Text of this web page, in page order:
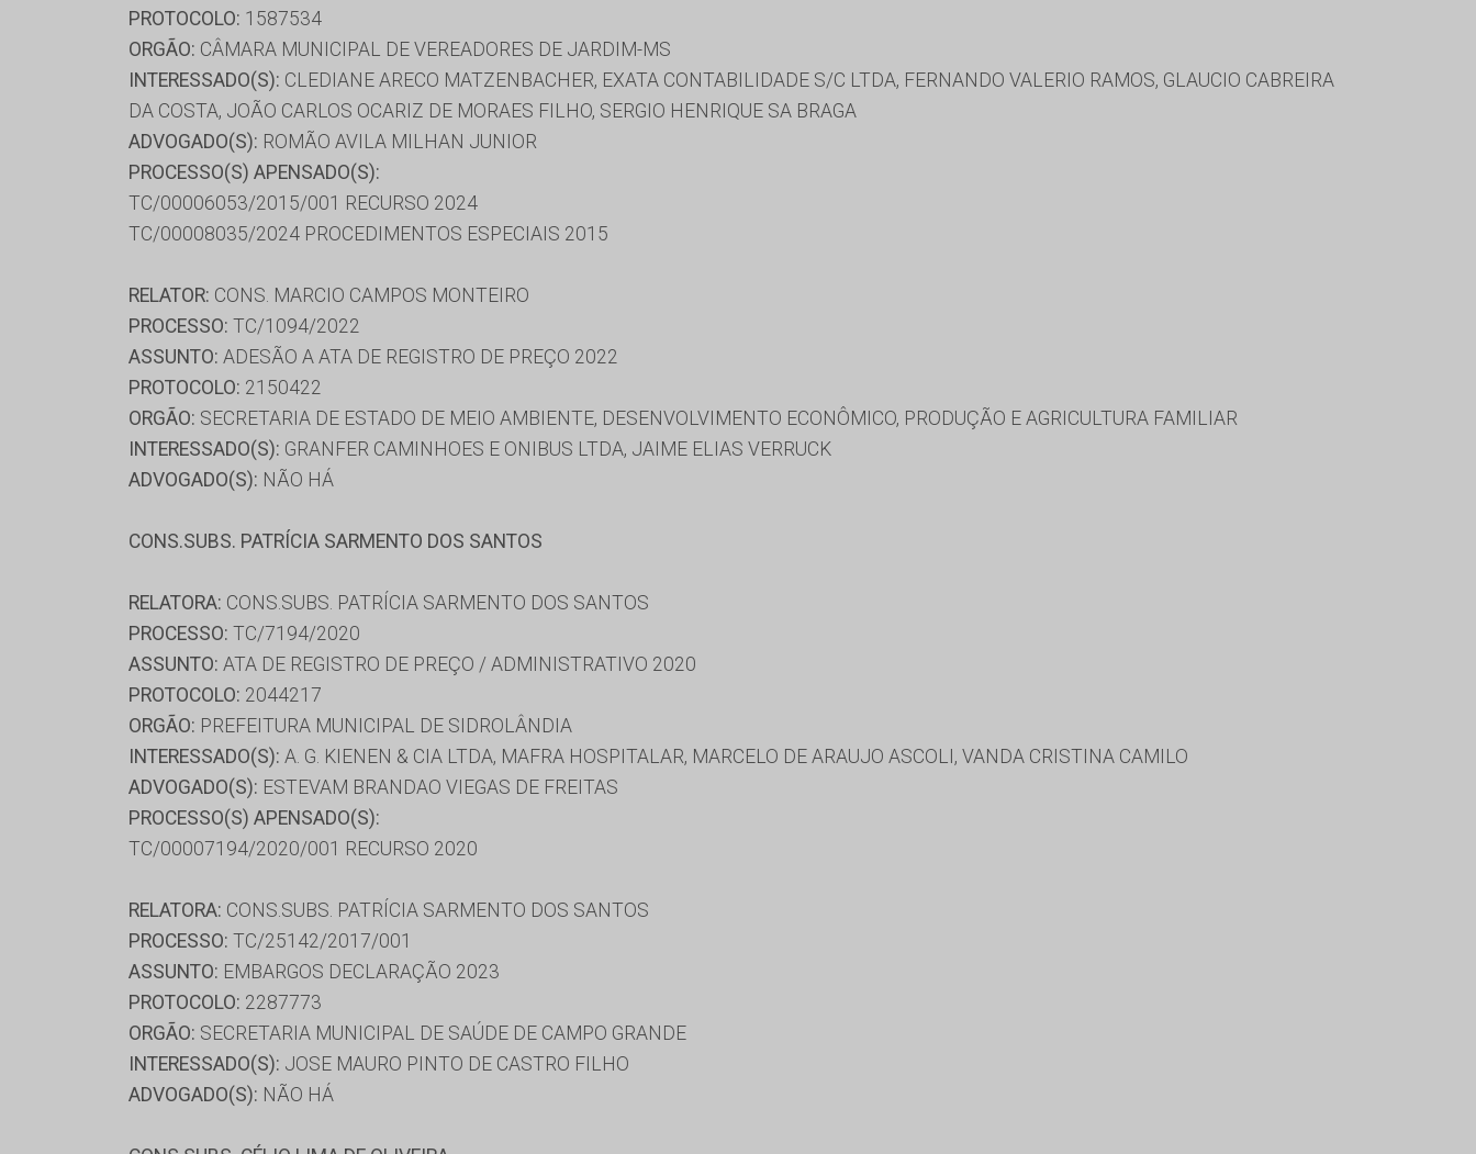
PROTOCOLO: 1587534
ORGÃO: CÂMARA MUNICIPAL DE VEREADORES DE JARDIM-MS
INTERESSADO(S): CLEDIANE ARECO MATZENBACHER, EXATA CONTABILIDADE S/C LTDA, FERNANDO VALERIO RAMOS, GLAUCIO CABREIRA
DA COSTA, JOÃO CARLOS OCARIZ DE MORAES FILHO, SERGIO HENRIQUE SA BRAGA
ADVOGADO(S): ROMÃO AVILA MILHAN JUNIOR
PROCESSO(S) APENSADO(S):
TC/00006053/2015/001 RECURSO 2024
TC/00008035/2024 PROCEDIMENTOS ESPECIAIS 2015
RELATOR: CONS. MARCIO CAMPOS MONTEIRO
PROCESSO: TC/1094/2022
ASSUNTO: ADESÃO A ATA DE REGISTRO DE PREÇO 2022
PROTOCOLO: 2150422
ORGÃO: SECRETARIA DE ESTADO DE MEIO AMBIENTE, DESENVOLVIMENTO ECONÔMICO, PRODUÇÃO E AGRICULTURA FAMILIAR
INTERESSADO(S): GRANFER CAMINHOES E ONIBUS LTDA, JAIME ELIAS VERRUCK
ADVOGADO(S): NÃO HÁ
CONS.SUBS. PATRÍCIA SARMENTO DOS SANTOS
RELATORA: CONS.SUBS. PATRÍCIA SARMENTO DOS SANTOS
PROCESSO: TC/7194/2020
ASSUNTO: ATA DE REGISTRO DE PREÇO / ADMINISTRATIVO 2020
PROTOCOLO: 2044217
ORGÃO: PREFEITURA MUNICIPAL DE SIDROLÂNDIA
INTERESSADO(S): A. G. KIENEN & CIA LTDA, MAFRA HOSPITALAR, MARCELO DE ARAUJO ASCOLI, VANDA CRISTINA CAMILO
ADVOGADO(S): ESTEVAM BRANDAO VIEGAS DE FREITAS
PROCESSO(S) APENSADO(S):
TC/00007194/2020/001 RECURSO 2020
RELATORA: CONS.SUBS. PATRÍCIA SARMENTO DOS SANTOS
PROCESSO: TC/25142/2017/001
ASSUNTO: EMBARGOS DECLARAÇÃO 2023
PROTOCOLO: 2287773
ORGÃO: SECRETARIA MUNICIPAL DE SAÚDE DE CAMPO GRANDE
INTERESSADO(S): JOSE MAURO PINTO DE CASTRO FILHO
ADVOGADO(S): NÃO HÁ